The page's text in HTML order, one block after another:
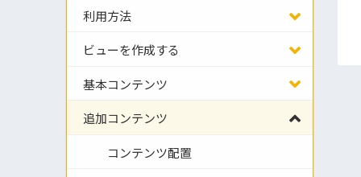
利用方法
ビューを作成する
基本コンテンツ
追加コンテンツ
コンテンツ配置